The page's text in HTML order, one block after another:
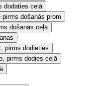
dodaties ceļā
pirms došanās prom
došanās ceļā
pirms dodieties
pirms dodies ceļā